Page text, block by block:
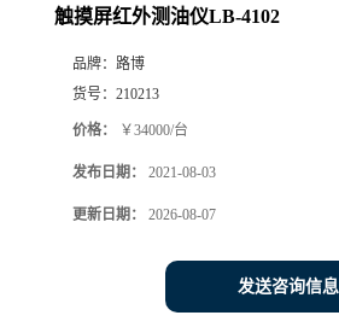
厅
触摸屏红外测油仪LB-4102
品牌： 路博
货号： 210213
价格： ￥34000/台
发布日期： 2021-08-03
更新日期： 2026-08-07
发送咨询信息